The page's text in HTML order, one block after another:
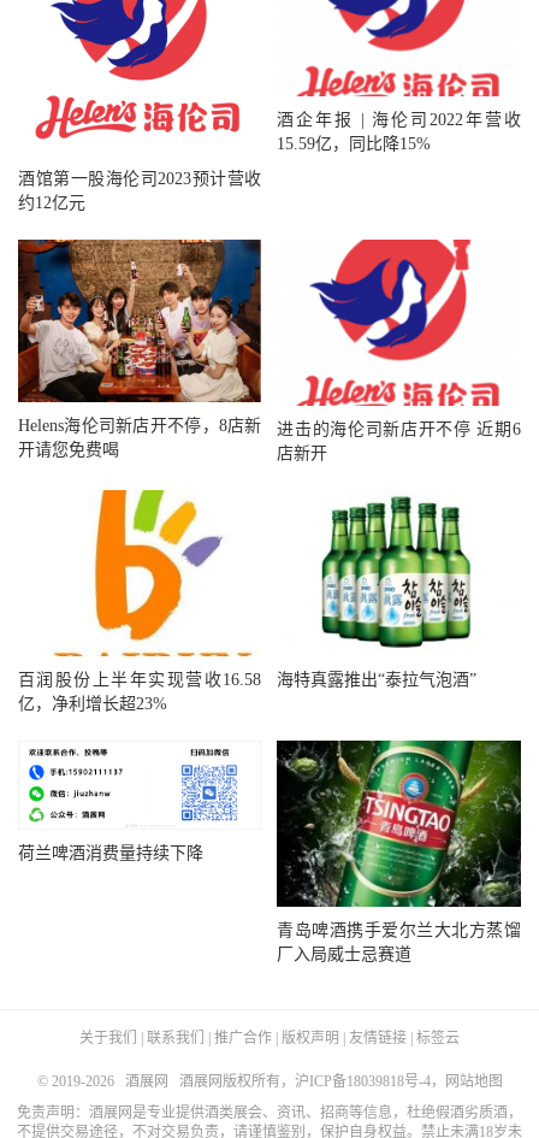
酒馆第一股海伦司2023预计营收
约12亿元
酒企年报 | 海伦司2022年营收
15.59亿，同比降15%
Helens海伦司新店开不停，8店新
开请您免费喝
进击的海伦司新店开不停 近期6
店新开
百润股份上半年实现营收16.58
亿，净利增长超23%
海特真露推出“泰拉气泡酒”
荷兰啤酒消费量持续下降
青岛啤酒携手爱尔兰大北方蒸馏
厂入局威士忌赛道
关于我们 联系我们 推广合作 版权声明 友情链接 标签云
© 2019-2026 酒展网 酒展网版权所有， 沪ICP备18039818号-4，
网站地图
免责声明：酒展网是专业提供酒类展会、资讯、招商等信息，杜绝假酒劣质酒，
不提供交易途径，不对交易负责，请谨慎鉴别，保护自身权益。禁止未满18岁未